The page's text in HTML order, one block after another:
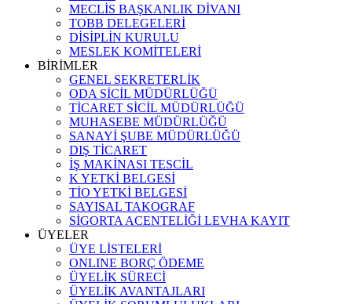
MECLİS BAŞKANLIK DİVANI
TOBB DELEGELERİ
DİSİPLİN KURULU
MESLEK KOMİTELERİ
BİRİMLER
GENEL SEKRETERLİK
ODA SİCİL MÜDÜRLÜĞÜ
TİCARET SİCİL MÜDÜRLÜĞÜ
MUHASEBE MÜDÜRLÜĞÜ
SANAYİ ŞUBE MÜDÜRLÜĞÜ
DIŞ TİCARET
İŞ MAKİNASI TESCİL
K YETKİ BELGESİ
TİO YETKİ BELGESİ
SAYISAL TAKOGRAF
SİGORTA ACENTELİĞİ LEVHA KAYIT
ÜYELER
ÜYE LİSTELERİ
ONLINE BORÇ ÖDEME
ÜYELİK SÜRECİ
ÜYELİK AVANTAJLARI